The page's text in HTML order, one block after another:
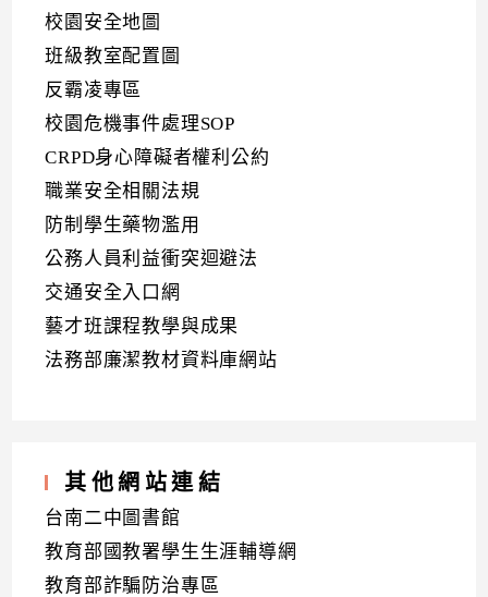
校園安全地圖
班級教室配置圖
反霸凌專區
校園危機事件處理SOP
CRPD身心障礙者權利公約
職業安全相關法規
防制學生藥物濫用
公務人員利益衝突迴避法
交通安全入口網
藝才班課程教學與成果
法務部廉潔教材資料庫網站
其他網站連結
台南二中圖書館
教育部國教署學生生涯輔導網
教育部詐騙防治專區